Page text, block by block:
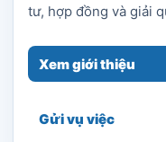
tư, hợp đồng và giải
Xem giới thiệu
Gửi vụ việc